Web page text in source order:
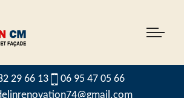
29 66 13
06 95 47 05 66